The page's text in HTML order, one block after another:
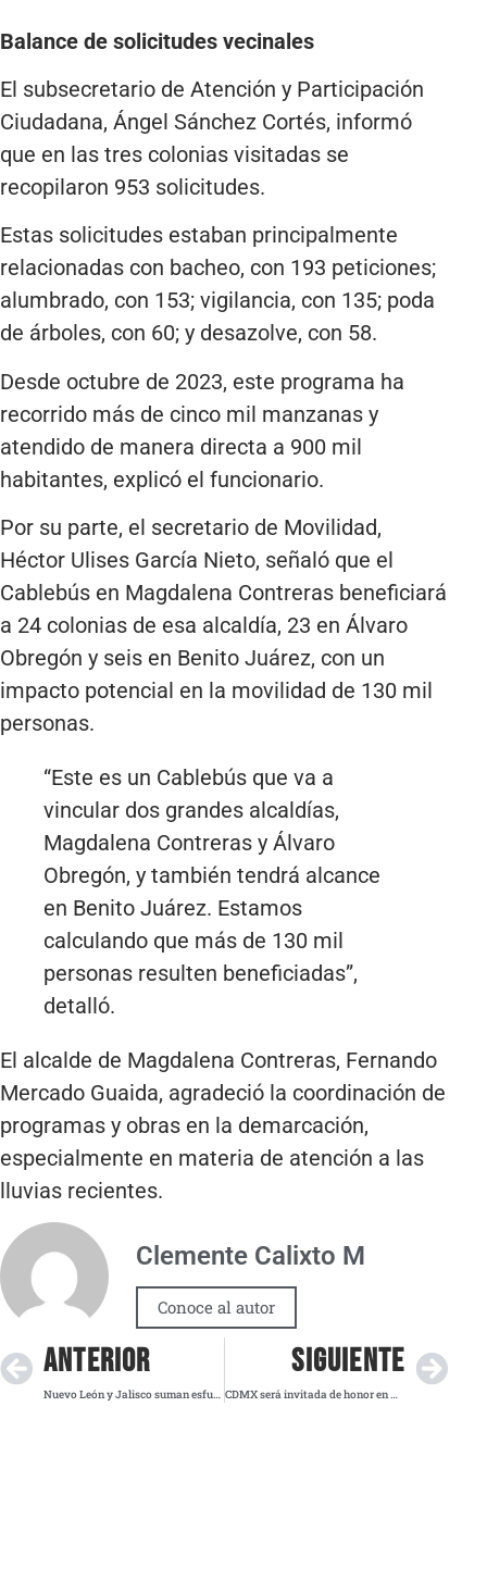
Balance de solicitudes vecinales
El subsecretario de Atención y Participación
Ciudadana, Ángel Sánchez Cortés, informó
que en las tres colonias visitadas se
recopilaron 953 solicitudes.
Estas solicitudes estaban principalmente
relacionadas con bacheo, con 193 peticiones;
alumbrado, con 153; vigilancia, con 135; poda
de árboles, con 60; y desazolve, con 58.
Desde octubre de 2023, este programa ha
recorrido más de cinco mil manzanas y
atendido de manera directa a 900 mil
habitantes, explicó el funcionario.
Por su parte, el secretario de Movilidad,
Héctor Ulises García Nieto, señaló que el
Cablebús en Magdalena Contreras beneficiará
a 24 colonias de esa alcaldía, 23 en Álvaro
Obregón y seis en Benito Juárez, con un
impacto potencial en la movilidad de 130 mil
personas.
“Este es un Cablebús que va a
vincular dos grandes alcaldías,
Magdalena Contreras y Álvaro
Obregón, y también tendrá alcance
en Benito Juárez. Estamos
calculando que más de 130 mil
personas resulten beneficiadas”,
detalló.
El alcalde de Magdalena Contreras, Fernando
Mercado Guaida, agradeció la coordinación de
programas y obras en la demarcación,
especialmente en materia de atención a las
lluvias recientes.
Clemente Calixto M
Conoce al autor
ANTERIOR
Nuevo León y Jalisco suman esfuerzos con empresarios rumbo al Mundial 2026
SIGUIENTE
CDMX será invitada de honor en BOG25 con cinco artistas en el espacio público de Bogotá